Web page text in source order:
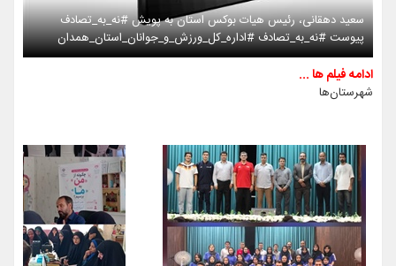
سعید دهقانی، رئیس هیات بوکس استان به پویش #نه_به_تصادف
پیوست #نه_به_تصادف #اداره_کل_ورزش_و_جوانان_استان_همدان
ادامه فیلم ها ...
شهرستان‌ها